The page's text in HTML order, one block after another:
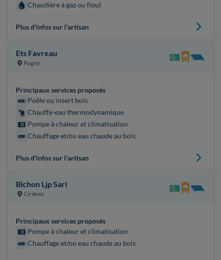
Chaudière à gaz ou fioul
Plus d'infos sur l'artisan
Ets Favreau
Pugny
Principaux services proposés
Poêle ou insert bois
Chauffe-eau thermodynamique
Pompe à chaleur et climatisation
Chauffage et/ou eau chaude au bois
Plus d'infos sur l'artisan
Bichon Ljp Sarl
Cirières
Principaux services proposés
Pompe à chaleur et climatisation
Chauffage et/ou eau chaude au bois